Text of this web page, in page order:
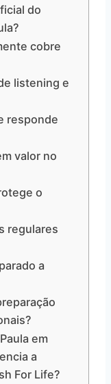
do
cobre
listening e
responde
valor no
o
regulares
a
em
a
For Life?